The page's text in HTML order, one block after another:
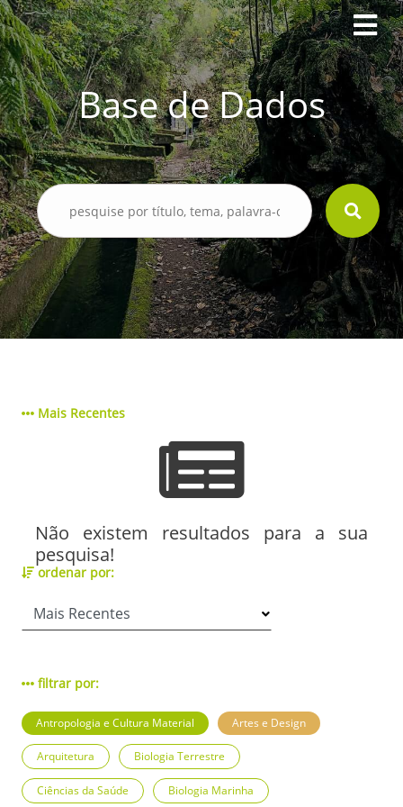
Base de Dados
Mais Recentes
Não existem resultados para a sua
pesquisa!
ordenar por:
filtrar por:
Antropologia e Cultura Material Artes e Design
Arquitetura Biologia Terrestre
Ciências da Saúde Biologia Marinha